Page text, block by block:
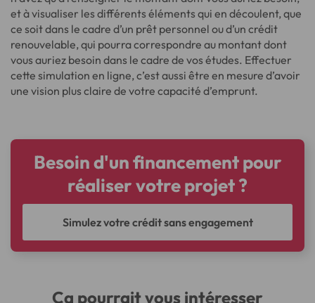
et à visualiser les différents éléments qui en découlent, que
ce soit dans le cadre d’un prêt personnel ou d’un crédit
renouvelable, qui pourra correspondre au montant dont
vous auriez besoin dans le cadre de vos études. Effectuer
cette simulation en ligne, c’est aussi être en mesure d’avoir
une vision plus claire de votre capacité d’emprunt.
Besoin d'un financement pour
réaliser votre projet ?
Simulez votre crédit sans engagement
Ça pourrait vous intéresser